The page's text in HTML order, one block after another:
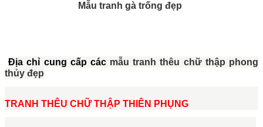
Mẫu tranh gà trống đẹp
Địa chỉ cung cấp các mẫu tranh thêu chữ thập phong
thủy đẹp
TRANH THÊU CHỮ THẬP THIÊN PHỤNG